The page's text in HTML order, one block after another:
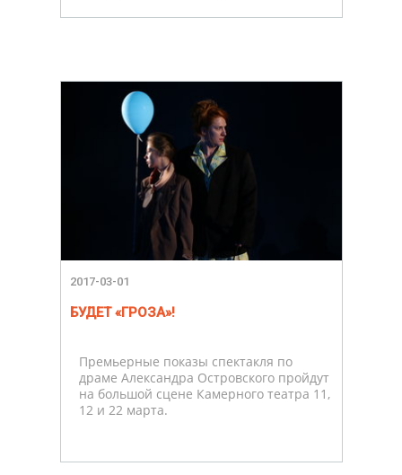
2017-03-01
БУДЕТ «ГРОЗА»!
Премьерные показы спектакля по
драме Александра Островского пройдут
на большой сцене Камерного театра 11,
12 и 22 марта.